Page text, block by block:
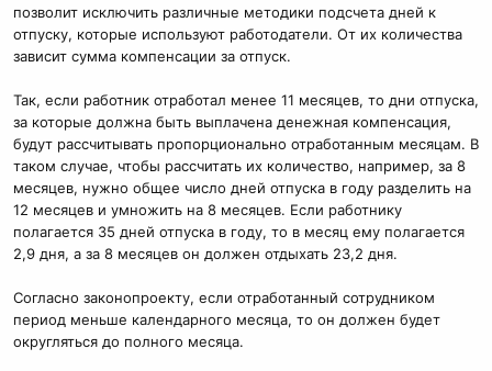
позволит исключить различные методики подсчета дней к
отпуску, которые используют работодатели. От их количества
зависит сумма компенсации за отпуск.
Так, если работник отработал менее 11 месяцев, то дни отпуска,
за которые должна быть выплачена денежная компенсация,
будут рассчитывать пропорционально отработанным месяцам. В
таком случае, чтобы рассчитать их количество, например, за 8
месяцев, нужно общее число дней отпуска в году разделить на
12 месяцев и умножить на 8 месяцев. Если работнику
полагается 35 дней отпуска в году, то в месяц ему полагается
2,9 дня, а за 8 месяцев он должен отдыхать 23,2 дня.
Согласно законопроекту, если отработанный сотрудником
период меньше календарного месяца, то он должен будет
округляться до полного месяца.